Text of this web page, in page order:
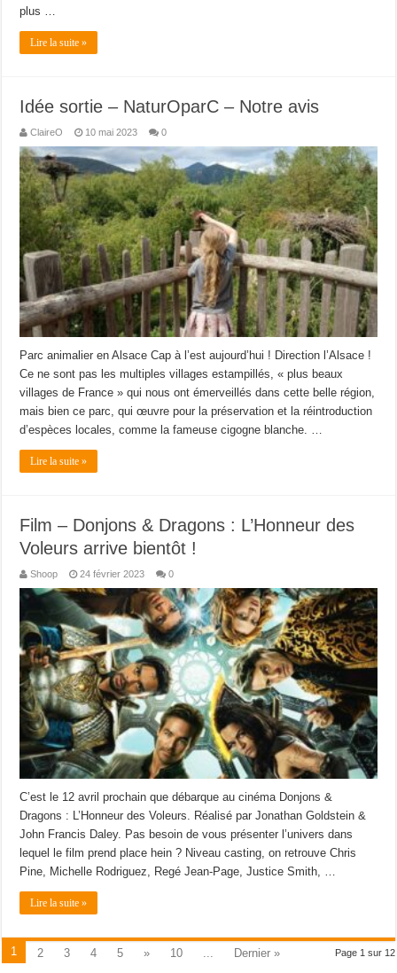
plus …
Lire la suite »
Idée sortie – NaturOparC – Notre avis
ClaireO 10 mai 2023 0
Parc animalier en Alsace Cap à l’est aujourd’hui ! Direction l’Alsace !
Ce ne sont pas les multiples villages estampillés, « plus beaux
villages de France » qui nous ont émerveillés dans cette belle région,
mais bien ce parc, qui œuvre pour la préservation et la réintroduction
d’espèces locales, comme la fameuse cigogne blanche. …
Lire la suite »
Film – Donjons & Dragons : L’Honneur des
Voleurs arrive bientôt !
Shoop 24 février 2023 0
C’est le 12 avril prochain que débarque au cinéma Donjons &
Dragons : L’Honneur des Voleurs. Réalisé par Jonathan Goldstein &
John Francis Daley. Pas besoin de vous présenter l’univers dans
lequel le film prend place hein ? Niveau casting, on retrouve Chris
Pine, Michelle Rodriguez, Regé Jean-Page, Justice Smith, …
Lire la suite »
Page 1 sur 12
1 2 3 4 5 » 10 Dernier »